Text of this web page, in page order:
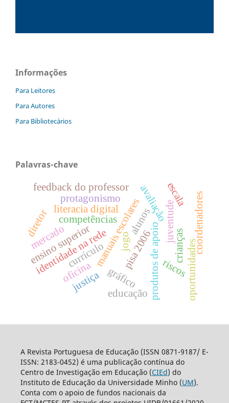
Informações
Para Leitores
Para Autores
Para Bibliotecários
Palavras-chave
produtos de apoio
avaliação
currículomanuais escolares
competências
pisa 2006
literacia digital
identidade na rede
juventude
crianças
riscosoportunidades
jogo
protagonismo escala
gráfico
feedback do professor
oficina
ensino superior
mercado
justiça educação
alunos coordenadores
diretor
A Revista Portuguesa de Educação (ISSN 0871-9187/ E-
ISSN: 2183-0452) é uma publicação contínua do
Centro de Investigação em Educação (CIEd) do
Instituto de Educação da Universidade Minho (UM).
Conta com o apoio de fundos nacionais da